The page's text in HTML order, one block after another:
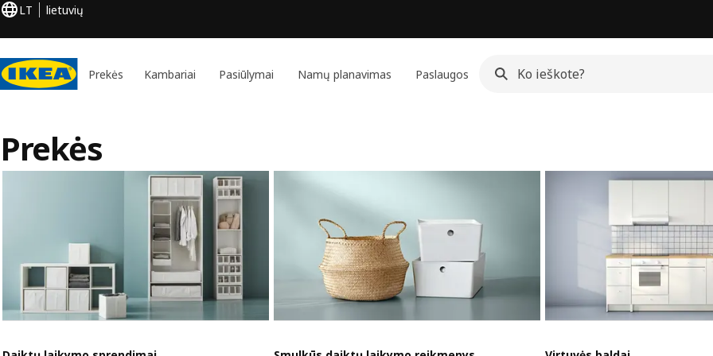
LT lietuvių
Prekės Kambariai Pasiūlymai Namų planavimas Paslaugos
Prekės